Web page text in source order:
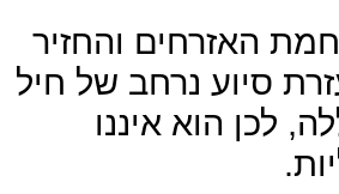
האזרחים והחזיר
סיוע נרחב של חיל
לכן הוא איננו